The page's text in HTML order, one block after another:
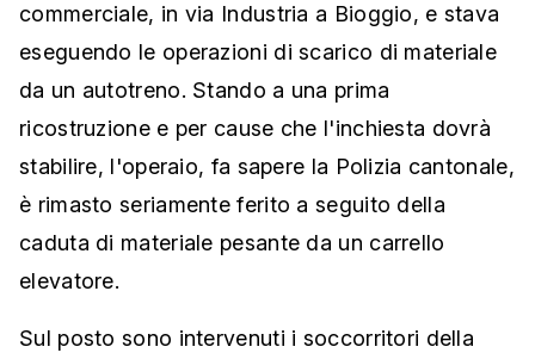
commerciale, in via Industria a Bioggio, e stava
eseguendo le operazioni di scarico di materiale
da un autotreno. Stando a una prima
ricostruzione e per cause che l'inchiesta dovrà
stabilire, l'operaio, fa sapere la Polizia cantonale,
è rimasto seriamente ferito a seguito della
caduta di materiale pesante da un carrello
elevatore.
Sul posto sono intervenuti i soccorritori della